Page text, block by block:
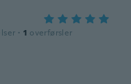
· 1 overførsler